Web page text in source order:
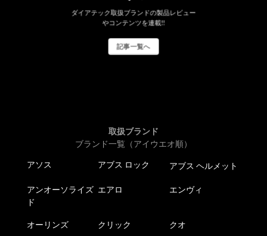
ダイアテック取扱ブランドの製品レビュー
やコンテンツを連載!!
記事一覧へ
取扱ブランド
ブランド一覧（アイウエオ順）
アソス アブス ロック アブス ヘルメット
アンオーソライズ
ド
エアロ エンヴィ
オーリンズ クリック クオ